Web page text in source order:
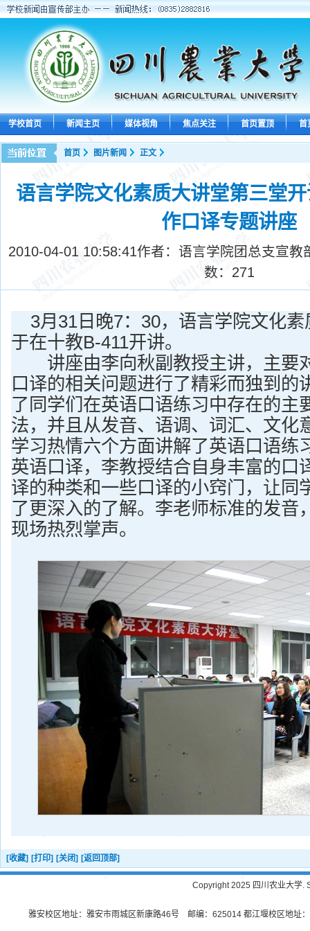
学校首页 新闻主页 媒体视角 焦点关注 首页置顶 首
首页 图片新闻 正文
语言学院文化素质大讲堂第三堂
作口译专题讲座
2010-04-01 10:58:41作者：语言学院团总支宣教
数： 271
3月31日晚7：30，语言学院文化素
于在十教B-411开讲。
讲座由李向秋副教授主讲，主要
口译的相关问题进行了精彩而独到的
了同学们在英语口语练习中存在的主
法，并且从发音、语调、词汇、文化
学习热情六个方面讲解了英语口语练
英语口译，李教授结合自身丰富的口
译的种类和一些口译的小窍门，让同
了更深入的了解。李老师标准的发音
现场热烈掌声。
[收藏] [打印] [关闭] [返回顶部]
Copyright 2025 四川农业大学.
雅安校区地址：雅安市雨城区新康路46号 邮编：625014 都江堰校区地址